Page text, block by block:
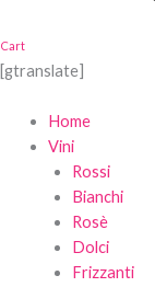
Cart
[gtranslate]
Home
Vini
Rossi
Bianchi
Rosè
Dolci
Frizzanti